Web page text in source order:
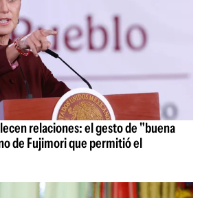
relaciones: el gesto de "buena
de Fujimori que permitió el